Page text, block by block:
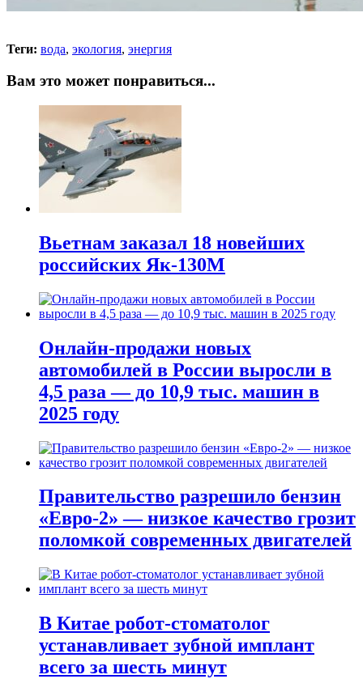
Теги: вода, экология, энергия
Вам это может понравиться...
Вьетнам заказал 18 новейших
российских Як-130М
Онлайн-продажи новых
автомобилей в России выросли в
4,5 раза — до 10,9 тыс. машин в
2025 году
Правительство разрешило бензин
«Евро-2» — низкое качество грозит
поломкой современных двигателей
В Китае робот-стоматолог
устанавливает зубной имплант
всего за шесть минут